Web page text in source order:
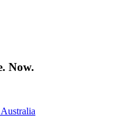
Now.